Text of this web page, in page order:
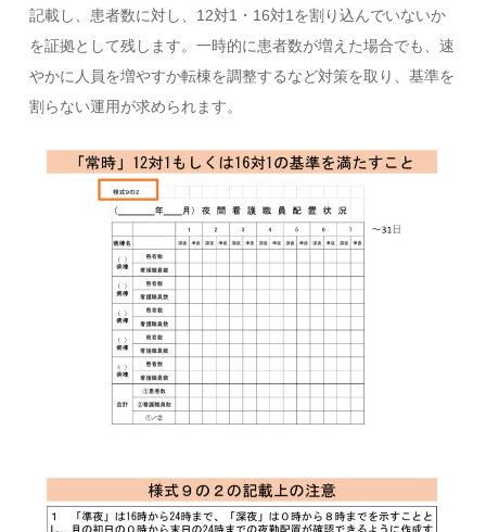
記載し、患者数に対し、12対1・16対1を割り込んでいないか
を証拠として残します。一時的に患者数が増えた場合でも、速
やかに人員を増やすか転棟を調整するなど対策を取り、基準を
割らない運用が求められます。